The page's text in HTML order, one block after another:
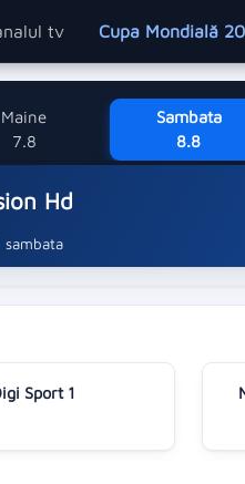
tv Cupa Mondială
Maine
7.8
Sambata
8.8
Hd
sambata
Sport 1